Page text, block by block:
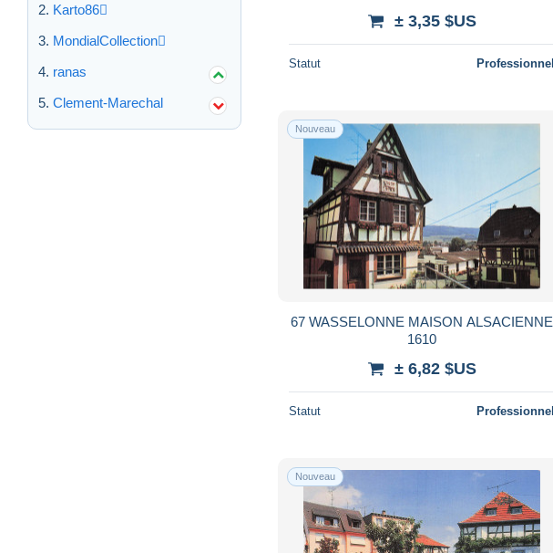
Karto86
MondialCollection
ranas
Clement-Marechal
± 3,35 $US
Statut Professionnel
Nouveau
67 WASSELONNE MAISON ALSACIENNE
1610
± 6,82 $US
Statut Professionnel
Nouveau